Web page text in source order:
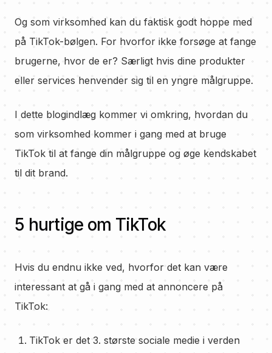
Og som virksomhed kan du faktisk godt hoppe med
på TikTok-bølgen. For hvorfor ikke forsøge at fange
brugerne, hvor de er? Særligt hvis dine produkter
eller services henvender sig til en yngre målgruppe.
I dette blogindlæg kommer vi omkring, hvordan du
som virksomhed kommer i gang med at bruge
TikTok til at fange din målgruppe og øge kendskabet
til dit brand.
5 hurtige om TikTok
Hvis du endnu ikke ved, hvorfor det kan være
interessant at gå i gang med at annoncere på
TikTok:
TikTok er det 3. største sociale medie i verden